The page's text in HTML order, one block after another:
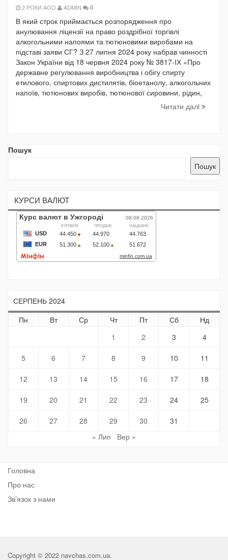
2 РОКИ AGO ADMIN 0
В який строк приймається розпорядження про
анулювання ліцензії на право роздрібної торгівлі
алкогольними напоями та тютюновими виробами на
підставі заяви СГ? З 27 липня 2024 року набрав чинності
Закон України від 18 червня 2024 року № 3817-ІХ «Про
державне регулювання виробництва і обігу спирту
етилового, спиртових дистилятів, біоетанолу, алкогольних
напоїв, тютюнових виробів, тютюнової сировини, рідин,
Читати далi
Пошук
Пошук
КУРСИ ВАЛЮТ
СЕРПЕНЬ 2024
Пн
Вт Ср Чт Пт Сб
Нд
1
2 3 4
5 6 7 8 9 10 11
12 13 14 15 16 17 18
19 20 21 22 23 24 25
26 27 28 29 30
31
« Лип
Вер »
Головна
Про нас
Зв’язок з нами
Copyright © 2022 navchas.com.ua.